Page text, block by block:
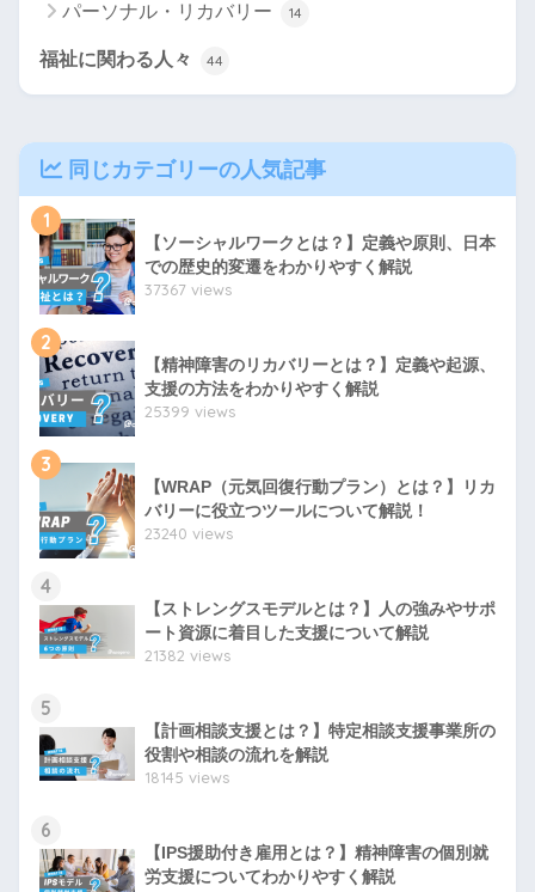
パーソナル・リカバリー 14
福祉に関わる人々 44
同じカテゴリーの人気記事
1
【ソーシャルワークとは？】定義や原則、日本
での歴史的変遷をわかりやすく解説
37367 views
2
【精神障害のリカバリーとは？】定義や起源、
支援の方法をわかりやすく解説
25399 views
3
【WRAP（元気回復行動プラン）とは？】リカ
バリーに役立つツールについて解説！
23240 views
4
【ストレングスモデルとは？】人の強みやサポ
ート資源に着目した支援について解説
21382 views
5
【計画相談支援とは？】特定相談支援事業所の
役割や相談の流れを解説
18145 views
6
【IPS援助付き雇用とは？】精神障害の個別就
労支援についてわかりやすく解説